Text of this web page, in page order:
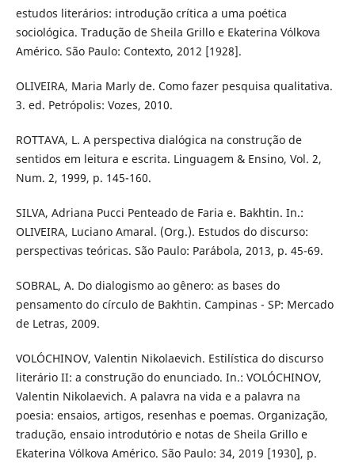
estudos literários: introdução crítica a uma poética
sociológica. Tradução de Sheila Grillo e Ekaterina Vólkova
Américo. São Paulo: Contexto, 2012 [1928].
OLIVEIRA, Maria Marly de. Como fazer pesquisa qualitativa.
3. ed. Petrópolis: Vozes, 2010.
ROTTAVA, L. A perspectiva dialógica na construção de
sentidos em leitura e escrita. Linguagem & Ensino, Vol. 2,
Num. 2, 1999, p. 145-160.
SILVA, Adriana Pucci Penteado de Faria e. Bakhtin. In.:
OLIVEIRA, Luciano Amaral. (Org.). Estudos do discurso:
perspectivas teóricas. São Paulo: Parábola, 2013, p. 45-69.
SOBRAL, A. Do dialogismo ao gênero: as bases do
pensamento do círculo de Bakhtin. Campinas - SP: Mercado
de Letras, 2009.
VOLÓCHINOV, Valentin Nikolaevich. Estilística do discurso
literário II: a construção do enunciado. In.: VOLÓCHINOV,
Valentin Nikolaevich. A palavra na vida e a palavra na
poesia: ensaios, artigos, resenhas e poemas. Organização,
tradução, ensaio introdutório e notas de Sheila Grillo e
Ekaterina Vólkova Américo. São Paulo: 34, 2019 [1930], p.